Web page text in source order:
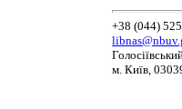
+38 (044)
м. Київ,